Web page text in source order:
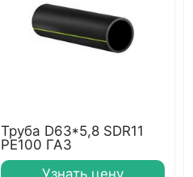
Труба D63*5,8 SDR11
PE100 ГАЗ
Узнать цену